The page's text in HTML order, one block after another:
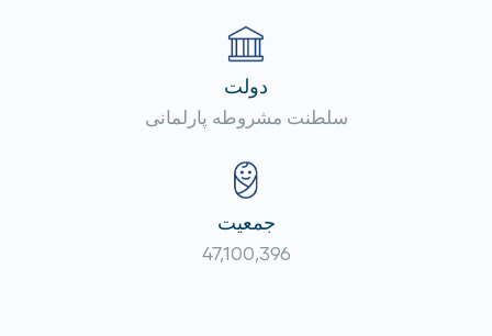
دولت
سلطنت مشروطه پارلمانی
جمعیت
47,100,396